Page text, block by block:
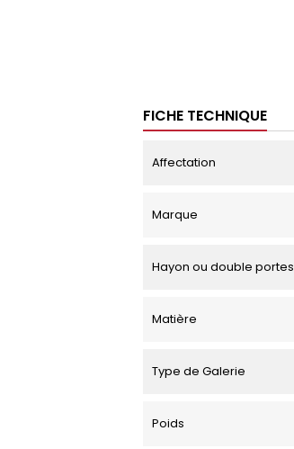
FICHE TECHNIQUE
Affectation
Marque
Hayon ou double portes
Matière
Type de Galerie
Poids